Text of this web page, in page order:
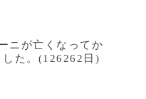
ニが亡くなってか
した。(126262日)